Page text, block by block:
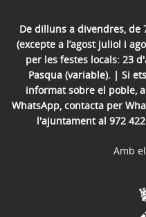
De dilluns a divendres, de
(excepte a l’agost juliol i
per les festes locals: 23
Pasqua (variable). | Si
informat sobre el poble,
WhatsApp, contacta per
l'ajuntament al 972
Amb